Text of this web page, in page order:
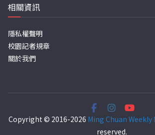
相關資訊
隱私權聲明
校園記者規章
關於我們
Copyright © 2016-2026 Ming Chuan Weekly
reserved.